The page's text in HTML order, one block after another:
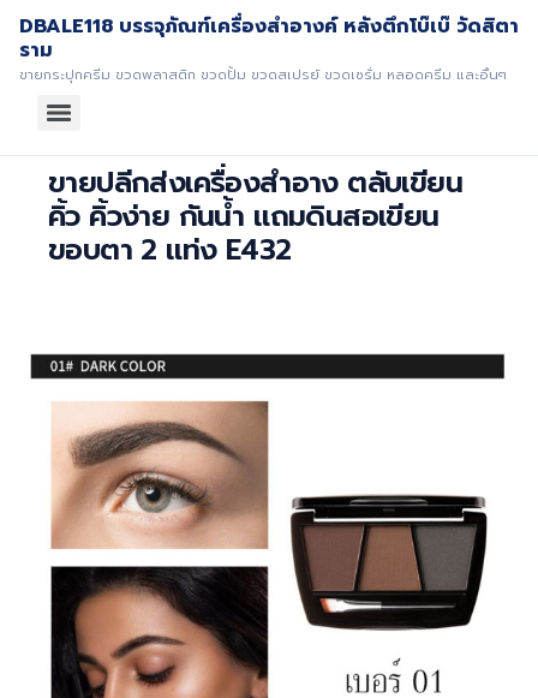
DBALE118 บรรจุภัณฑ์เครื่องสำอางค์ หลังตึกโบ๊เบ๊ วัดสิตา
ราม
ขายกระปุกครีม ขวดพลาสติก ขวดปั้ม ขวดสเปรย์ ขวดเซรั่ม หลอดครีม และอื่นๆ
ขายปลีกส่งเครื่องสำอาง ตลับเขียน
คิ้ว คิ้วง่าย กันน้ำ แถมดินสอเขียน
ขอบตา 2 แท่ง E432